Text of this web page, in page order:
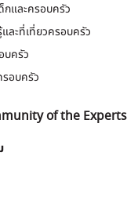
กและครอบครัว
ละที่เที่ยวครอบครัว
บครัว
อบครัว
of the Experts